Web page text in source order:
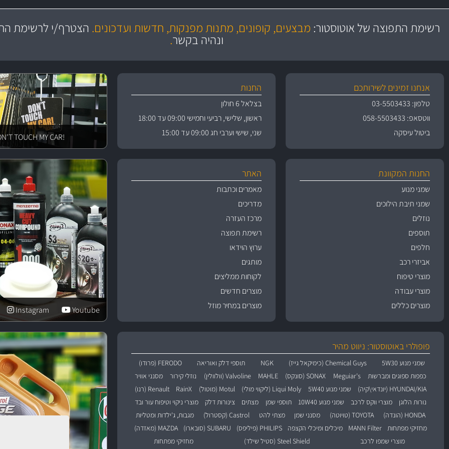
משלוח מהיר
באמצעות צ'יטה
משלוחים
במחיר
יותר מ- 500 מסנני שמן, אוויר, דלק וקבינה
מחלקת המסננים שלנו עשירה וכוללת מסננים מקוריים ומסננים של MANN ו- MAHLE
גרמניה
יותר מ- 400 מוצרי טיפוח לרכב
בקרו במחלקת מוצרי
מקצועיות
ושירות מצויין רשימת התפוצה של אוטוסטור: מבצעים, קופונים, מתנות מפנקות, חדשות ועדכונים. הצטרף/י לרשימת
ונהיה בקשר.
אנחנו זמינים לשירותכם
טלפון: 03-5503433
ווטסאפ: 058-5503433
ביטול עיסקה
החנות
בצלאל 6 חולון
ראשון, שלישי, רביעי וחמישי 09:00 עד 18:00
שני, שישי וערבי חג 09:00 עד 15:00
!DON'T TOUCH MY CAR
החנות המקוונת
שמני מנוע
שמני תיבת הילוכים
נוזלים
תוספים
חלפים
אביזרי רכב
מוצרי טיפוח
מוצרי עבודה
מוצרים כללים
האתר
מאמרים וכתבות
מדריכים
מרכז העזרה
רשימת תפוצה
ערוץ הוידאו
מותגים
לקוחות ממליצים
מוצרים חדשים
מוצרים במחיר מוזל
Youtube
Instagram
פופולרי באוטוסטור: ניווט מהיר
שמני מנוע 5W30 Chemical Guys (כימיקאל גייז) NGK תוספי דלק ואוריאה
FERODO (פרודו)
כפפות ספוגים ומברשות
Meguiar's SONAX (סונקס) MAHLE Valvoline (וולוולין) נוזלי קירור
מסנני אוויר
HYUNDAI/KIA (יונדאי\קיה)
שמני מנוע 5W40 Liqui Moly (ליקווי מולי) Motul (מוטול) RainX
Renault (רנו)
נורות הלוגן
מוצרי ווקס לרכב שמני מנוע 10W40 תוספי שמן מצתים צינורות דלק
מוצרי ניקוי וטיפוח עור ובד
HONDA (הונדה)
TOYOTA (טויוטה) מסנני שמן מצתי להט Castrol (קסטרול)
מגבות, ג'ילדות ומטליות
מחזיקי מפתחות
MANN Filter מיכלים ומיכלי הקצפה PHILIPS (פיליפס) SUBARU (סובארו)
MAZDA (מאזדה)
מוצרי שמפו לרכב
Steel Shield (סטיל שילד) מחזיקי מפתחות